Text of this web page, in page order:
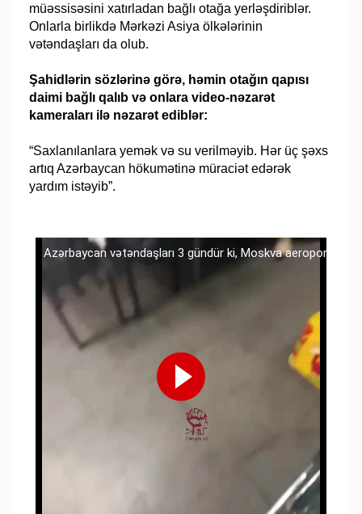
müəssisəsini xatırladan bağlı otağa yerləşdiriblər.
Onlarla birlikdə Mərkəzi Asiya ölkələrinin
vətəndaşları da olub.
Şahidlərin sözlərinə görə, həmin otağın qapısı
daimi bağlı qalıb və onlara video-nəzarət
kameraları ilə nəzarət ediblər:
“Saxlanılanlara yemək və su verilməyib. Hər üç şəxs
artıq Azərbaycan hökumətinə müraciət edərək
yardım istəyib”.